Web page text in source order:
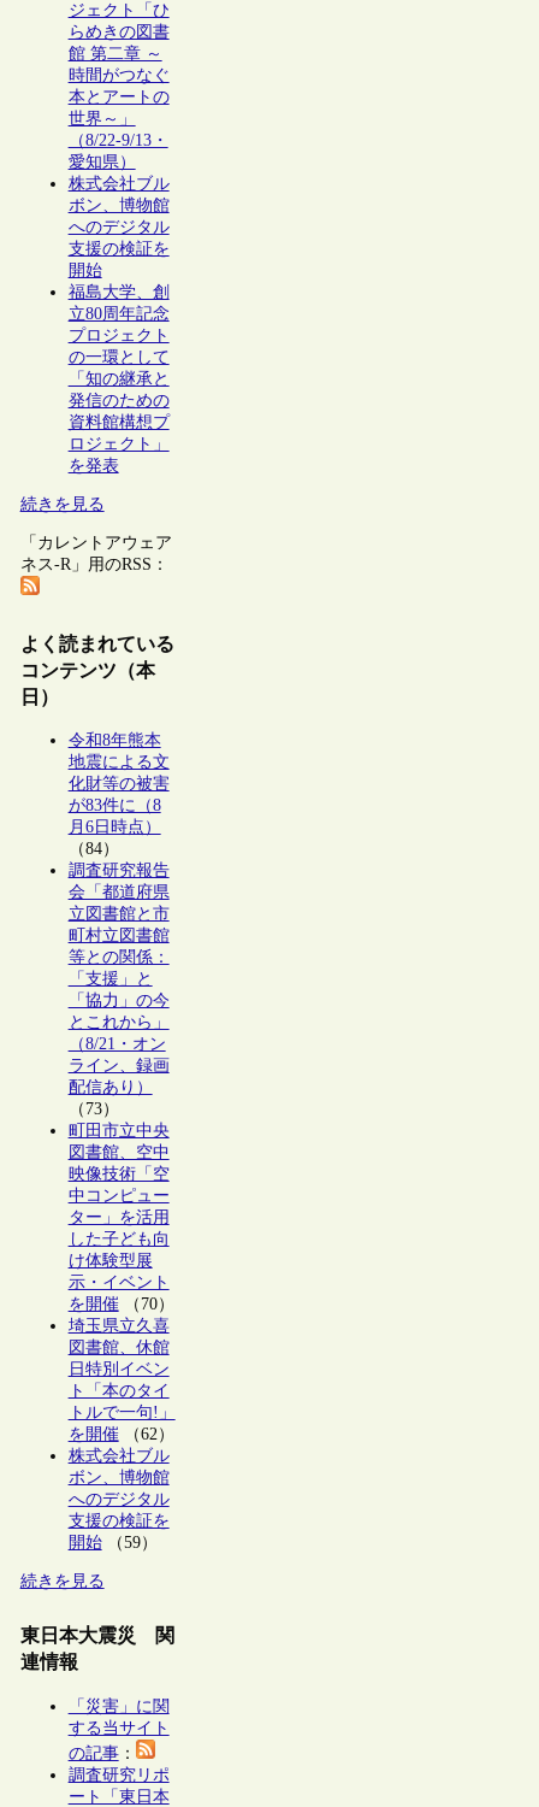
ジェクト「ひ
らめきの図書
館 第二章 ～
時間がつなぐ
本とアートの
世界～」
（8/22-9/13・
愛知県）
株式会社ブル
ボン、博物館
へのデジタル
支援の検証を
開始
福島大学、創
立80周年記念
プロジェクト
の一環として
「知の継承と
発信のための
資料館構想プ
ロジェクト」
を発表
続きを見る
「カレントアウェア
ネス-R」用のRSS：
よく読まれている
コンテンツ（本
日）
令和8年熊本
地震による文
化財等の被害
が83件に（8
月6日時点）
（84）
調査研究報告
会「都道府県
立図書館と市
町村立図書館
等との関係：
「支援」と
「協力」の今
とこれから」
（8/21・オン
ライン、録画
配信あり）
（73）
町田市立中央
図書館、空中
映像技術「空
中コンピュー
ター」を活用
した子ども向
け体験型展
示・イベント
を開催（70）
埼玉県立久喜
図書館、休館
日特別イベン
ト「本のタイ
トルで一句!」
を開催（62）
株式会社ブル
ボン、博物館
へのデジタル
支援の検証を
開始（59）
続きを見る
東日本大震災 関
連情報
「災害」に関
する当サイト
の記事：
調査研究リポ
ート「東日本